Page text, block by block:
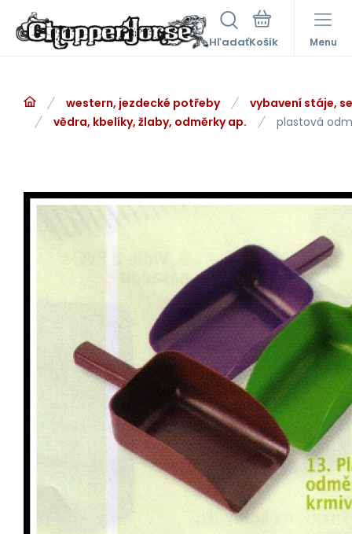
Hľadať Menu
western, jezdecké potřeby
vybavení stáje,
vědra, kbelíky, žlaby, odměrky ap.
plastová